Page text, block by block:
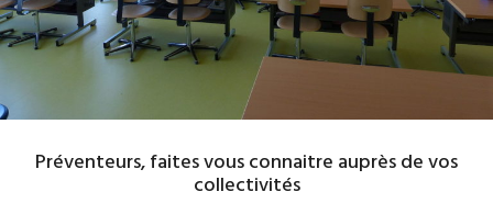
Préventeurs, faites vous connaitre auprès de vos
collectivités